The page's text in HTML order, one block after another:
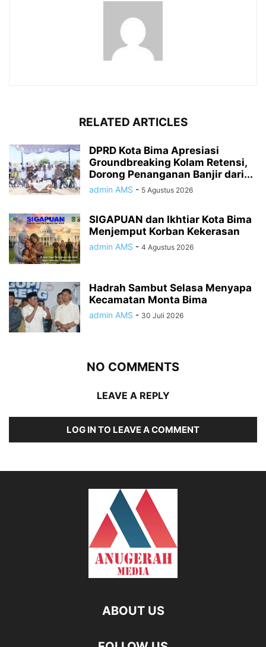
RELATED ARTICLES
DPRD Kota Bima Apresiasi
Groundbreaking Kolam Retensi,
Dorong Penanganan Banjir dari...
admin AMS - 5 Agustus 2026
SIGAPUAN dan Ikhtiar Kota Bima
Menjemput Korban Kekerasan
admin AMS - 4 Agustus 2026
Hadrah Sambut Selasa Menyapa
Kecamatan Monta Bima
admin AMS - 30 Juli 2026
NO COMMENTS
LEAVE A REPLY
LOG IN TO LEAVE A COMMENT
ABOUT US